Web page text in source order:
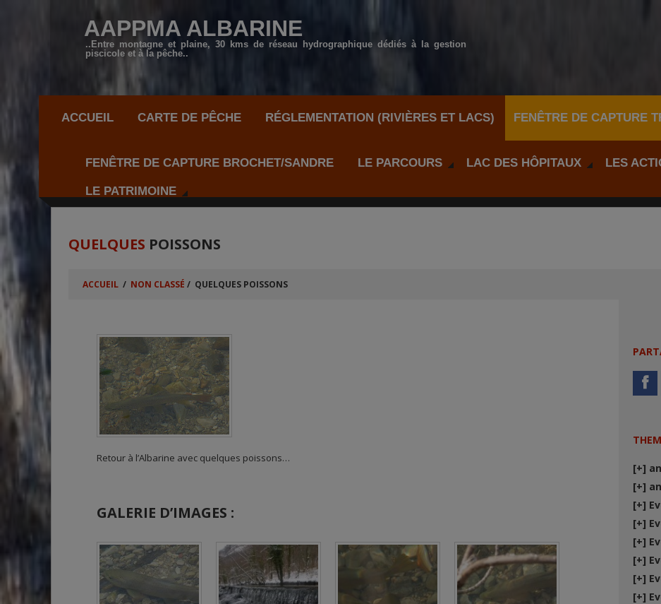
AAPPMA ALBARINE
..Entre montagne et plaine, 30 kms de réseau hydrographique dédiés à la gestion
piscicole et à la pêche..
ACCUEIL CARTE DE PÊCHE RÉGLEMENTATION (RIVIÈRES ET LACS) FENÊTRE DE CAPTURE
FENÊTRE DE CAPTURE BROCHET/SANDRE LE PARCOURS LAC DES HÔPITAUX LES
LE PATRIMOINE
QUELQUES POISSONS
ACCUEIL / NON CLASSÉ / QUELQUES POISSONS
Retour à l’Albarine avec quelques poissons…
GALERIE D’IMAGES :
[+]
[+]
[+]
[+]
[+]
[+]
[+]
[+]